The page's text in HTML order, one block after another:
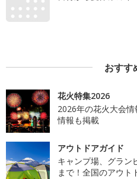
おすす
花火特集2026
2026年の花火大会
情報も掲載
アウトドアガイド
キャンプ場、グラン
まで！全国のアウト